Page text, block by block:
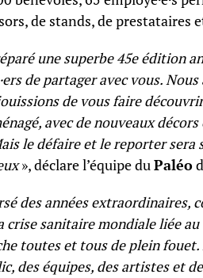
de stands, de prestataires et
une superbe 45e édition
de partager avec vous.
de vous faire
avec de nouveaux
le défaire et le reporter
», déclare l’équipe duPaléo
des années extraordinaires,
crise sanitaire mondiale liée
toutes et tous de plein
des équipes, des artistes et